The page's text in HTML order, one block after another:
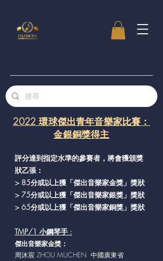
2022 環球傑出青年音樂家比賽：
金銀銅獎得主
評分達到指定水準的參賽者，將會獲頒獎
狀乙張：
> 85分或以上獲「傑出音樂家金獎」獎狀
> 75分或以上獲「傑出音樂家銀獎」獎狀
> 65分或以上獲「傑出音樂家銅獎」獎狀
TMP/1 小鋼琴手 :
傑出音樂家金獎：
周沐宸 ZHOU MUCHEN 中國廣東省